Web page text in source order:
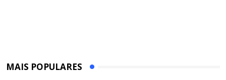
MAIS POPULARES